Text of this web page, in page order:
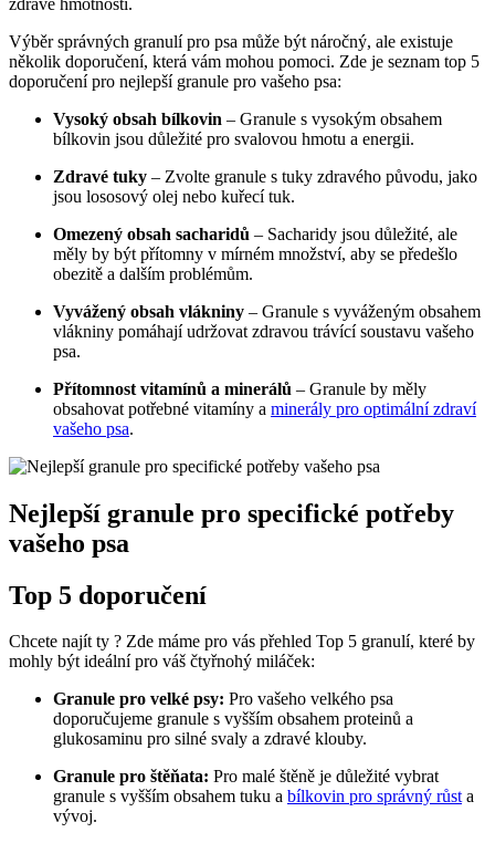
Výběr správných granulí pro psa může být náročný, ale existuje
několik doporučení, která vám mohou pomoci. Zde je seznam top 5
doporučení pro nejlepší granule pro vašeho psa:
Vysoký obsah bílkovin – Granule s vysokým obsahem
bílkovin jsou důležité pro svalovou hmotu a energii.
Zdravé tuky – Zvolte granule s tuky zdravého původu, jako
jsou lososový olej nebo kuřecí tuk.
Omezený obsah sacharidů – Sacharidy jsou důležité, ale
měly by být přítomny v mírném množství, aby se předešlo
obezitě a dalším problémům.
Vyvážený obsah vlákniny – Granule s vyváženým obsahem
vlákniny pomáhají udržovat zdravou trávící soustavu vašeho
psa.
Přítomnost vitamínů a minerálů – Granule by měly
obsahovat potřebné vitamíny a minerály pro optimální zdraví
vašeho psa.
Nejlepší granule pro specifické potřeby
vašeho psa
Top 5 doporučení
Chcete najít ty ? Zde máme pro vás přehled Top 5 granulí, které by
mohly být ideální pro váš čtyřnohý miláček:
Granule pro velké psy: Pro vašeho velkého psa
doporučujeme granule s vyšším obsahem proteinů a
glukosaminu pro silné svaly a zdravé klouby.
Granule pro štěňata: Pro malé štěně je důležité vybrat
granule s vyšším obsahem tuku a bílkovin pro správný růsta
vývoj.